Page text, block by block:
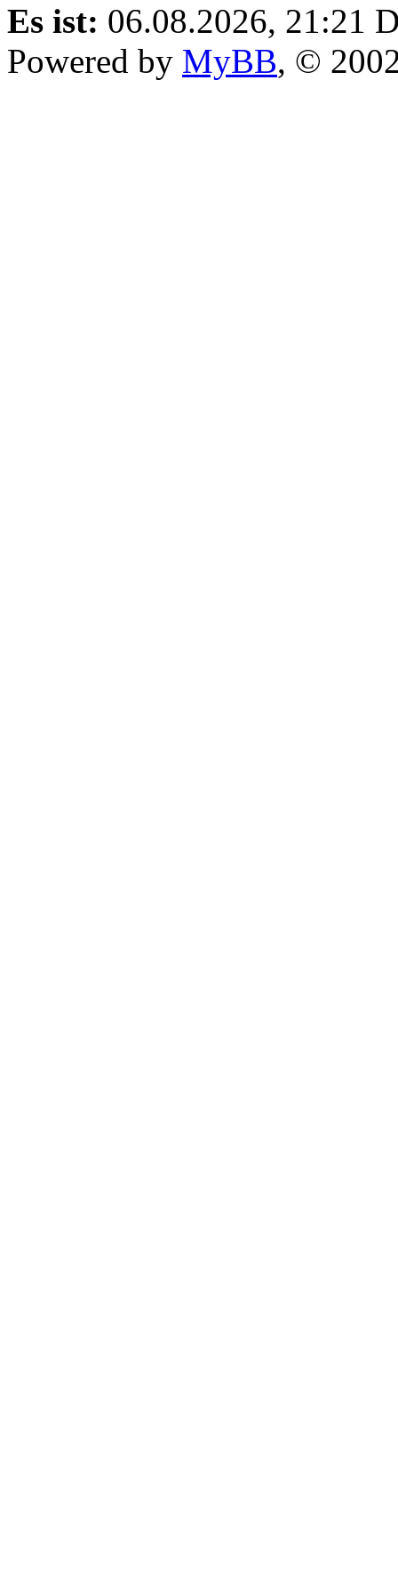
Es ist: 06.08.2026, 21:21
Powered by MyBB, ©